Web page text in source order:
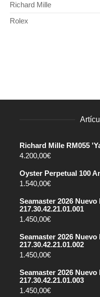
Richard Mille
Rolex
Richard Mille RM055
4.200,00€
Oyster Perpetual 100
1.540,00€
Seamaster 2026 Nuevo
217.30.42.21.01.001
1.450,00€
Seamaster 2026 Nuevo
217.30.42.21.01.002
1.450,00€
Seamaster 2026 Nuevo
217.30.42.21.01.003
1.450,00€